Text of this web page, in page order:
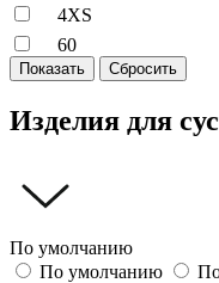
4XS
60
Показать Сбросить
Изделия для
По умолчанию
По умолчанию